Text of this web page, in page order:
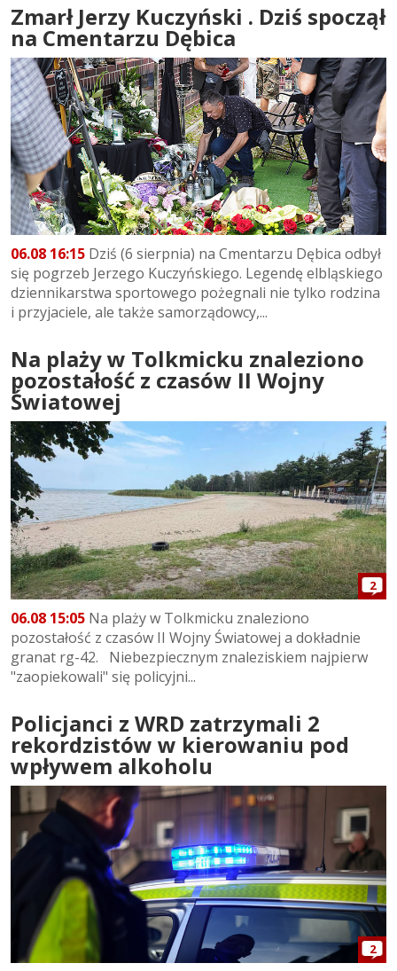
Zmarł Jerzy Kuczyński . Dziś spoczął
na Cmentarzu Dębica
06.08 16:15 Dziś (6 sierpnia) na Cmentarzu Dębica odbył
się pogrzeb Jerzego Kuczyńskiego. Legendę elbląskiego
dziennikarstwa sportowego pożegnali nie tylko rodzina
i przyjaciele, ale także samorządowcy,...
Na plaży w Tolkmicku znaleziono
pozostałość z czasów II Wojny
Światowej
2
06.08 15:05 Na plaży w Tolkmicku znaleziono
pozostałość z czasów II Wojny Światowej a dokładnie
granat rg-42. Niebezpiecznym znaleziskiem najpierw
"zaopiekowali" się policyjni...
Policjanci z WRD zatrzymali 2
rekordzistów w kierowaniu pod
wpływem alkoholu
2